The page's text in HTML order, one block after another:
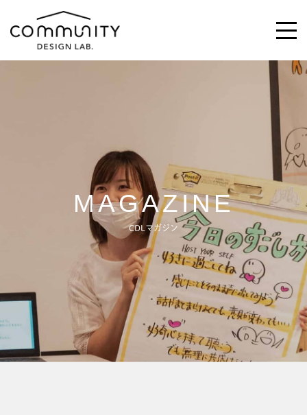
ABOUT
ACTIVITIES
MAGAZINE
NEWS
EVENTS
MAGAZINE
CDLマガジン